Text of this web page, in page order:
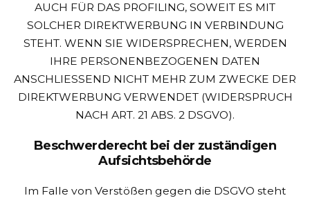
AUCH FÜR DAS PROFILING, SOWEIT ES MIT
SOLCHER DIREKTWERBUNG IN VERBINDUNG
STEHT. WENN SIE WIDERSPRECHEN, WERDEN
IHRE PERSONENBEZOGENEN DATEN
ANSCHLIESSEND NICHT MEHR ZUM ZWECKE DER
DIREKTWERBUNG VERWENDET (WIDERSPRUCH
NACH ART. 21 ABS. 2 DSGVO).
Beschwerde­recht bei der zuständigen
Aufsichts­behörde
Im Falle von Verstößen gegen die DSGVO steht